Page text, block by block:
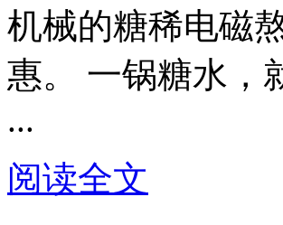
机械的糖稀电磁
惠。 一锅糖水，
...
阅读全文